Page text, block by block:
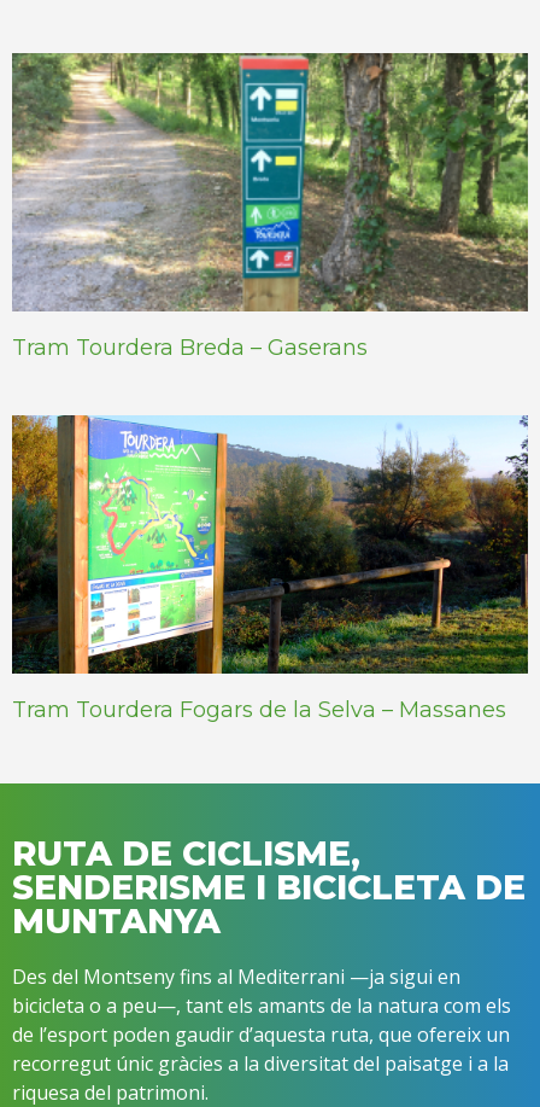
Tram Tourdera Breda – Gaserans
Tram Tourdera Fogars de la Selva – Massanes
RUTA DE CICLISME,
SENDERISME I BICICLETA DE
MUNTANYA
Des del Montseny fins al Mediterrani —ja sigui en
bicicleta o a peu—, tant els amants de la natura com els
de l’esport poden gaudir d’aquesta ruta, que ofereix un
recorregut únic gràcies a la diversitat del paisatge i a la
riquesa del patrimoni.